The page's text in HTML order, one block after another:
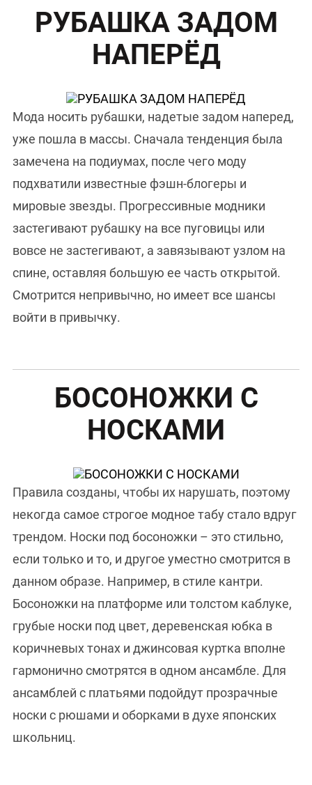
РУБАШКА ЗАДОМ
НАПЕРЁД
Мода носить рубашки, надетые задом наперед,
уже пошла в массы. Сначала тенденция была
замечена на подиумах, после чего моду
подхватили известные фэшн-блогеры и
мировые звезды. Прогрессивные модники
застегивают рубашку на все пуговицы или
вовсе не застегивают, а завязывают узлом на
спине, оставляя большую ее часть открытой.
Смотрится непривычно, но имеет все шансы
войти в привычку.
БОСОНОЖКИ С
НОСКАМИ
Правила созданы, чтобы их нарушать, поэтому
некогда самое строгое модное табу стало вдруг
трендом. Носки под босоножки – это стильно,
если только и то, и другое уместно смотрится в
данном образе. Например, в стиле кантри.
Босоножки на платформе или толстом каблуке,
грубые носки под цвет, деревенская юбка в
коричневых тонах и джинсовая куртка вполне
гармонично смотрятся в одном ансамбле. Для
ансамблей с платьями подойдут прозрачные
носки с рюшами и оборками в духе японских
школьниц.